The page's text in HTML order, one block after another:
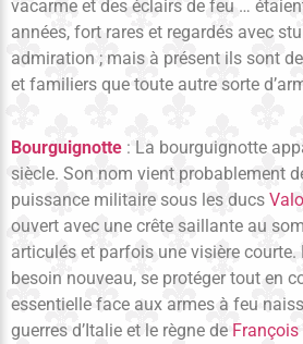
vacarme et des éclairs de feu …
années, fort rares et regardés avec
admiration ; mais à présent ils sont
et familiers que toute autre sorte
Bourguignotte : La bourguignotte
siècle. Son nom vient probablement
puissance militaire sous les ducs
ouvert avec une crête saillante au
articulés et parfois une visière courte.
besoin nouveau, se protéger tout en
essentielle face aux armes à feu
guerres d’Italie et le règne de François